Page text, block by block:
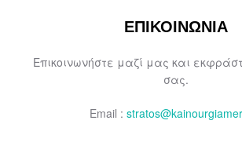
ΕΠΙΚΟΙΝΩΝΙΑ
Επικοινωνήστε μαζί μας και
σας.
Email :